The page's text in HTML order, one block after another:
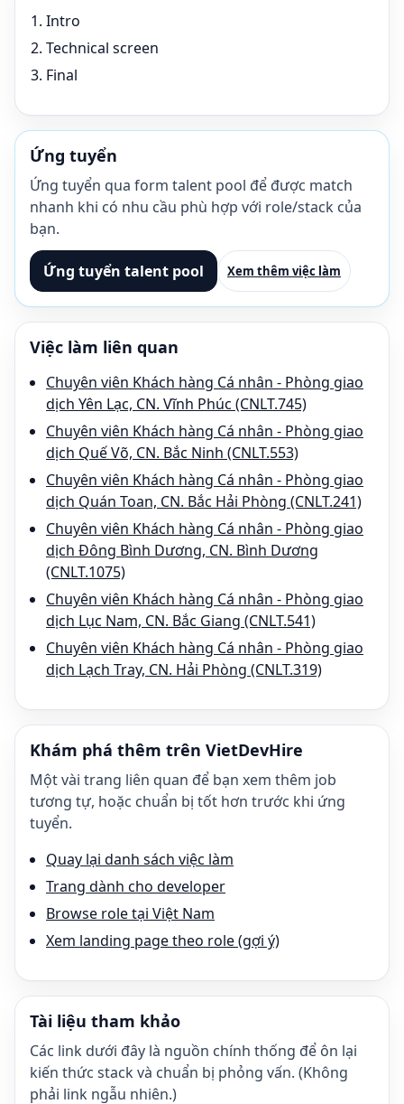
Intro
Technical screen
Final
Ứng tuyển
Ứng tuyển qua form talent pool để được match
nhanh khi có nhu cầu phù hợp với role/stack của
bạn.
Ứng tuyển talent pool Xem thêm việc làm
Việc làm liên quan
Chuyên viên Khách hàng Cá nhân - Phòng giao
dịch Yên Lạc, CN. Vĩnh Phúc (CNLT.745)
Chuyên viên Khách hàng Cá nhân - Phòng giao
dịch Quế Võ, CN. Bắc Ninh (CNLT.553)
Chuyên viên Khách hàng Cá nhân - Phòng giao
dịch Quán Toan, CN. Bắc Hải Phòng (CNLT.241)
Chuyên viên Khách hàng Cá nhân - Phòng giao
dịch Đông Bình Dương, CN. Bình Dương
(CNLT.1075)
Chuyên viên Khách hàng Cá nhân - Phòng giao
dịch Lục Nam, CN. Bắc Giang (CNLT.541)
Chuyên viên Khách hàng Cá nhân - Phòng giao
dịch Lạch Tray, CN. Hải Phòng (CNLT.319)
Khám phá thêm trên VietDevHire
Một vài trang liên quan để bạn xem thêm job
tương tự, hoặc chuẩn bị tốt hơn trước khi ứng
tuyển.
Quay lại danh sách việc làm
Trang dành cho developer
Browse role tại Việt Nam
Xem landing page theo role (gợi ý)
Tài liệu tham khảo
Các link dưới đây là nguồn chính thống để ôn lại
kiến thức stack và chuẩn bị phỏng vấn. (Không
phải link ngẫu nhiên.)